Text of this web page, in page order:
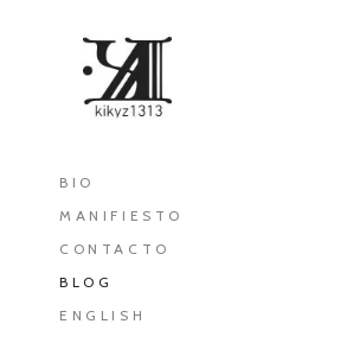
BIO
MANIFIESTO
CONTACTO
BLOG
ENGLISH